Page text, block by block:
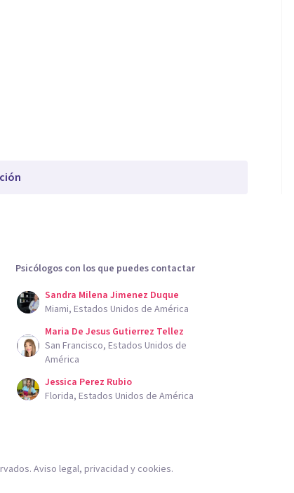
Psicólogos con los que puedes contactar
Sandra Milena Jimenez Duque
Miami, Estados Unidos de América
Maria De Jesus Gutierrez Tellez
San Francisco, Estados Unidos de
América
Jessica Perez Rubio
Florida, Estados Unidos de América
Aviso legal, privacidad y cookies.